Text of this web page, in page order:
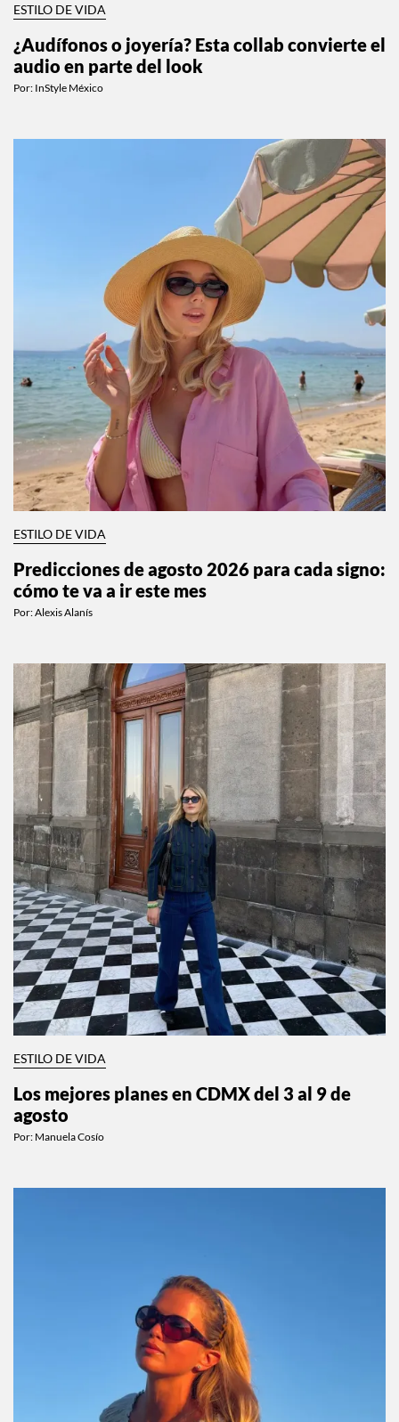
ESTILO DE VIDA
¿Audífonos o joyería? Esta collab convierte el
audio en parte del look
Por: InStyle México
ESTILO DE VIDA
Predicciones de agosto 2026 para cada signo:
cómo te va a ir este mes
Por:Alexis Alanís
ESTILO DE VIDA
Los mejores planes en CDMX del 3 al 9 de
agosto
Por: Manuela Cosío